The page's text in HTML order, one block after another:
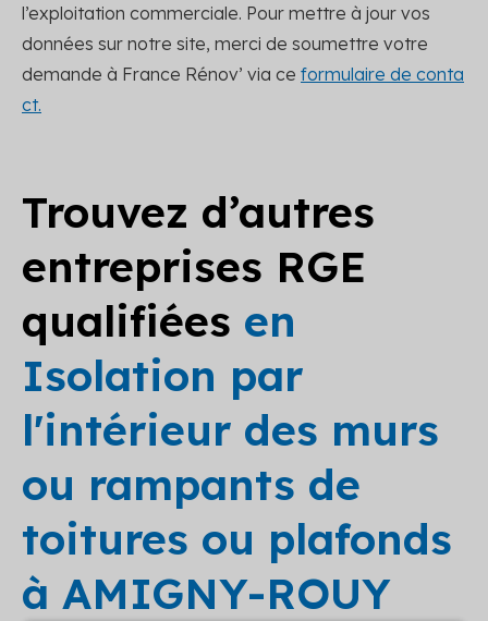
l’exploitation commerciale. Pour mettre à jour vos
données sur notre site, merci de soumettre votre
demande à France Rénov’ via ce formulaire de conta
ct.
Trouvez d’autres
entreprises RGE
qualifiées en
Isolation par
l'intérieur des murs
ou rampants de
toitures ou plafonds
à AMIGNY-ROUY